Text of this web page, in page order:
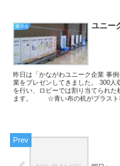
展示会 ユニー
昨日は「かながわユニーク企業 事
業をプレゼンしてきました。 300人
を行い、ロビーでは割り当てられた
ます。 ☆青い布の机がブラスト